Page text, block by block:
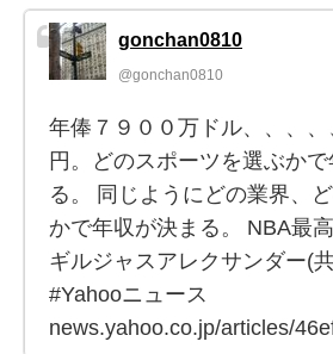
gonchan0810
@gonchan0810
年俸７９００万ドル、、、
円。どのスポーツを選ぶかで
る。 同じようにどの業界、
かで年収が決まる。 NBA最
ギルジャスアレクサンダー(
#Yahooニュース
news.yahoo.co.jp/articles/